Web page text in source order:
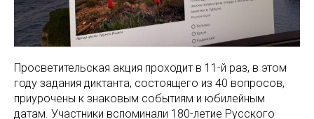
Просветительская акция проходит в 11-й раз, в этом
году задания диктанта, состоящего из 40 вопросов,
приурочены к знаковым событиям и юбилейным
датам. Участники вспоминали 180-летие Русского